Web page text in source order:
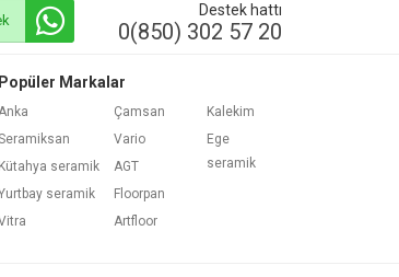
Destek hattı
0(850) 302 57 20
Popüler Markalar
Kütahya seramik
seramik
Çamsan
Vario
AGT
Floorpan
Artfloor
Kalekim
Ege
seramik